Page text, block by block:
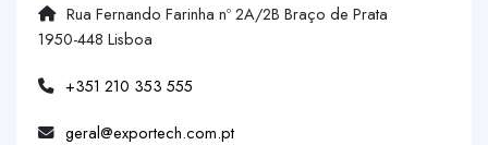
Rua Fernando Farinha nº 2A/2B Braço de Prata
1950-448 Lisboa
+351 210 353 555
geral@exportech.com.pt